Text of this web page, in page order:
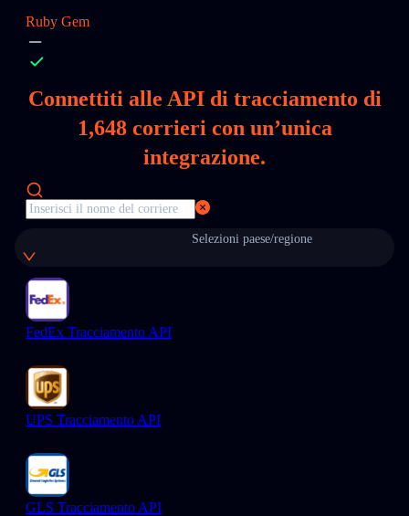
Ruby Gem
Connettiti alle API di tracciamento di
1,648corrieri con un’unica
integrazione.
Selezioni paese/regione
FedEx Tracciamento API
UPS Tracciamento API
GLS Tracciamento API